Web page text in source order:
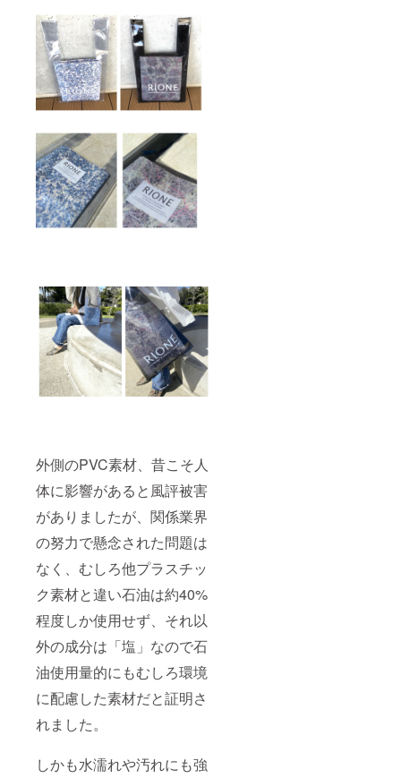
外側のPVC素材、昔こそ人
体に影響があると風評被害
がありましたが、関係業界
の努力で懸念された問題は
なく、むしろ他プラスチッ
ク素材と違い石油は約40%
程度しか使用せず、それ以
外の成分は「塩」なので石
油使用量的にもむしろ環境
に配慮した素材だと証明さ
れました。
しかも水濡れや汚れにも強